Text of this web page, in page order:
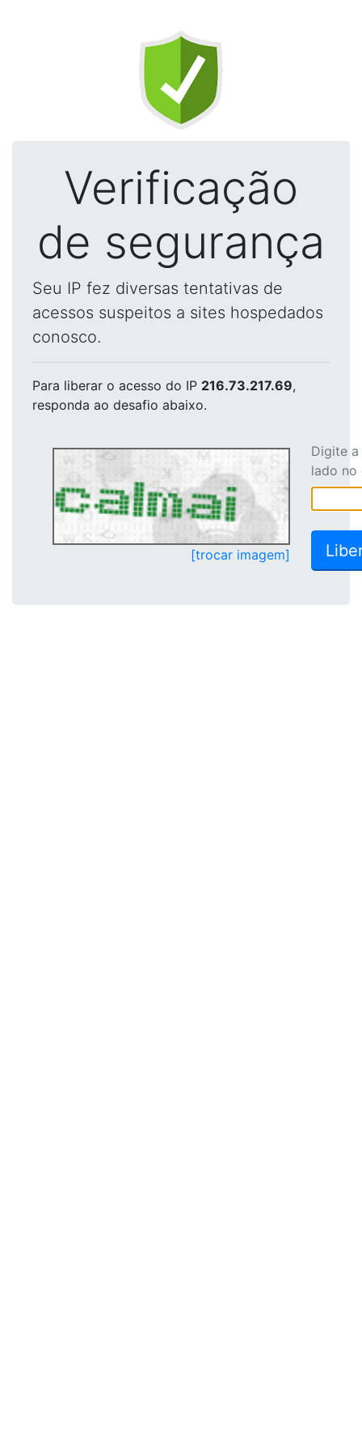
Verificação
de segurança
Seu IP fez diversas tentativas de
acessos suspeitos a sites hospedados
conosco.
Para liberar o acesso do IP 216.73.217.69,
responda ao desafio abaixo.
[trocar imagem]
Digite
lado no